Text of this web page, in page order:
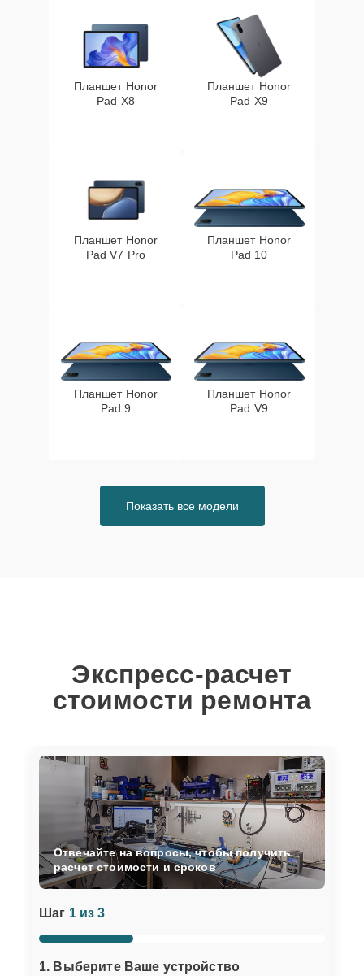
Планшет Honor
Pad X8
Планшет Honor
Pad X9
Планшет Honor
Pad V7 Pro
Планшет Honor
Pad 10
Планшет Honor
Pad 9
Планшет Honor
Pad V9
Показать все модели
Экспресс-расчет
стоимости ремонта
Шаг 1 из 3
1. Выберите Ваше устройство
Отвечайте на вопросы, чтобы получить
расчет стоимости и сроков